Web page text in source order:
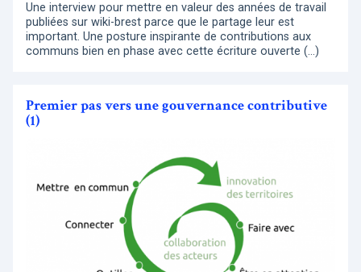
Une interview pour mettre en valeur des années de travail
publiées sur wiki-brest parce que le partage leur est
important. Une posture inspirante de contributions aux
communs bien en phase avec cette écriture ouverte (…)
Premier pas vers une gouvernance contributive
(1)